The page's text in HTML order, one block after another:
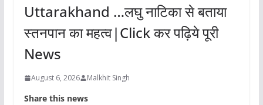
Uttarakhand …लघु नाटिका से बताया
स्तनपान का महत्व|Click कर पढ़िये पूरी
News
August 6, 2026 Malkhit Singh
Share this news